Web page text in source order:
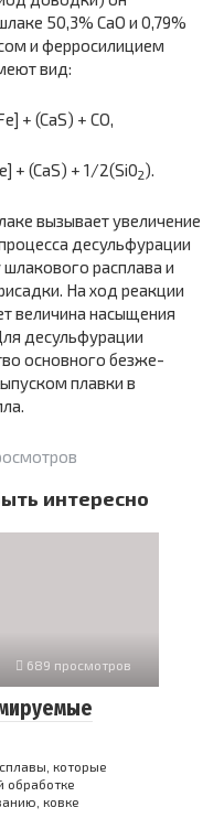
50,3% СаО и 0,79%
и ферросилицием
вид:
+ (CaS) + СО,
+ (CaS) + 1/2(Si02).
вызывает увеличение
десульфурации
расплава и
На ход реакции
ве­личина насыщения
десульфурации
основного безже-
плавки в
интересно
689 просмотров
которые
обработке
ковке